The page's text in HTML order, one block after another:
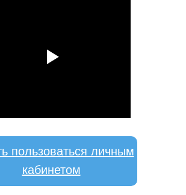
пользоваться личным
кабинетом